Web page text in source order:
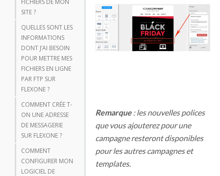
FICHIERS DE MON
SITE ?
QUELLES SONT LES
INFORMATIONS
DONT J’AI BESOIN
POUR METTRE MES
FICHIERS EN LIGNE
PAR FTP SUR
FLEXONE ?
COMMENT CRÉE T-
ON UNE ADRESSE
DE MESSAGERIE
SUR FLEXONE ?
COMMENT
CONFIGURER MON
LOGICIEL DE
Remarque: les nouvelles polices
que vous ajouterez pour une
campagne resteront disponibles
pour les autres campagnes et
templates.